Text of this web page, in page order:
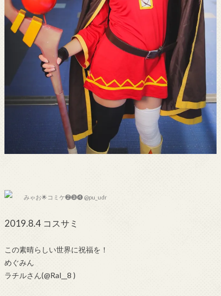
みゃお🌟コミケ❷❸❹ @pu_udr
2019.8.4 コスサミ
この素晴らしい世界に祝福を！
めぐみん
ラチルさん(@Ral__8 )